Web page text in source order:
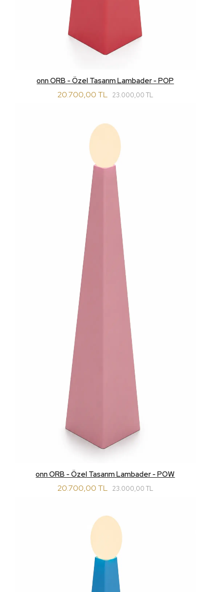
onn ORB - Özel Tasarım Lambader - POP
20.700,00 TL 23.000,00 TL
onn ORB - Özel Tasarım Lambader - POW
20.700,00 TL 23.000,00 TL